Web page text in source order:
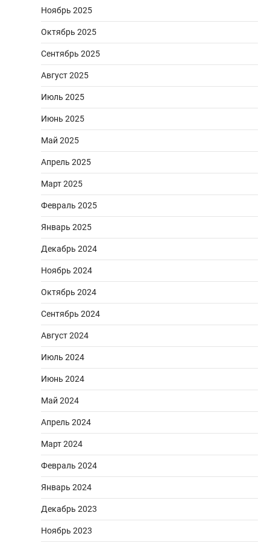
Ноябрь 2025
Октябрь 2025
Сентябрь 2025
Август 2025
Июль 2025
Июнь 2025
Май 2025
Апрель 2025
Март 2025
Февраль 2025
Январь 2025
Декабрь 2024
Ноябрь 2024
Октябрь 2024
Сентябрь 2024
Август 2024
Июль 2024
Июнь 2024
Май 2024
Апрель 2024
Март 2024
Февраль 2024
Январь 2024
Декабрь 2023
Ноябрь 2023